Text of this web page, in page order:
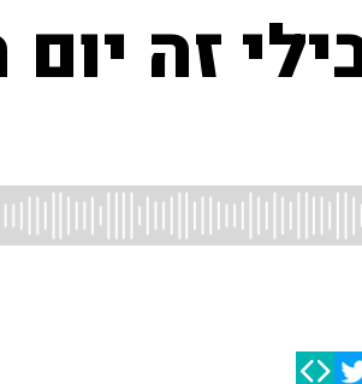
זה יום